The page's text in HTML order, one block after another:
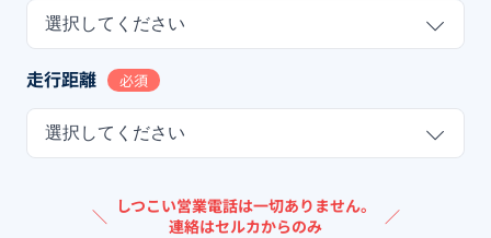
選択してください
走行距離 必須
選択してください
＼ しつこい営業電話は一切ありません。
連絡はセルカからのみ
／